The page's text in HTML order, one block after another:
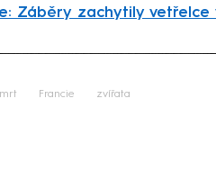
Záběry zachytily vetřelce
Francie zvířata